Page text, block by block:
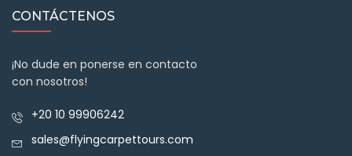
CONTÁCTENOS
¡No dude en ponerse en contacto
con nosotros!
+20 10 99906242
sales@flyingcarpettours.com